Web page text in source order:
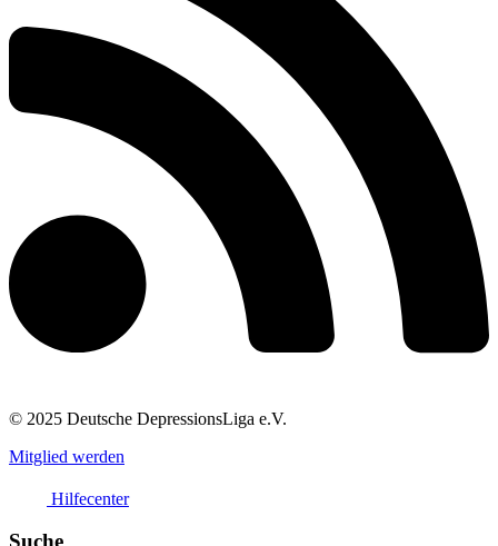
© 2025 Deutsche DepressionsLiga e.V.
Mitglied werden
Hilfecenter